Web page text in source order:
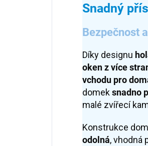
Snadný
Bezpečnost
Díky designu
oken z více
vchodu pro
domeksnadno
malé zvířecí
Konstrukce
odolná, vhodná